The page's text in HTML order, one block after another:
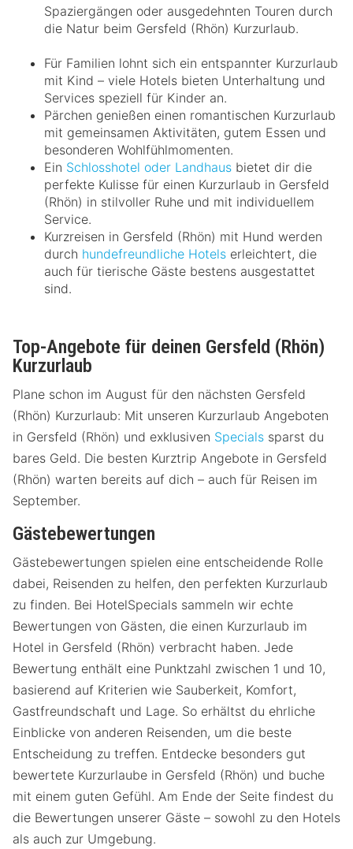
Spaziergängen oder ausgedehnten Touren durch
die Natur beim Gersfeld (Rhön) Kurzurlaub.
Für Familien lohnt sich ein entspannter Kurzurlaub
mit Kind – viele Hotels bieten Unterhaltung und
Services speziell für Kinder an.
Pärchen genießen einen romantischen Kurzurlaub
mit gemeinsamen Aktivitäten, gutem Essen und
besonderen Wohlfühlmomenten.
Ein Schlosshotel oder Landhaus bietet dir die
perfekte Kulisse für einen Kurzurlaub in Gersfeld
(Rhön) in stilvoller Ruhe und mit individuellem
Service.
Kurzreisen in Gersfeld (Rhön) mit Hund werden
durch hundefreundliche Hotels erleichtert, die
auch für tierische Gäste bestens ausgestattet
sind.
Top-Angebote für deinen Gersfeld (Rhön)
Kurzurlaub
Plane schon im August für den nächsten Gersfeld
(Rhön) Kurzurlaub: Mit unseren Kurzurlaub Angeboten
in Gersfeld (Rhön) und exklusiven Specials sparst du
bares Geld. Die besten Kurztrip Angebote in Gersfeld
(Rhön) warten bereits auf dich – auch für Reisen im
September.
Gästebewertungen
Gästebewertungen spielen eine entscheidende Rolle
dabei, Reisenden zu helfen, den perfekten Kurzurlaub
zu finden. Bei HotelSpecials sammeln wir echte
Bewertungen von Gästen, die einen Kurzurlaub im
Hotel in Gersfeld (Rhön) verbracht haben. Jede
Bewertung enthält eine Punktzahl zwischen 1 und 10,
basierend auf Kriterien wie Sauberkeit, Komfort,
Gastfreundschaft und Lage. So erhältst du ehrliche
Einblicke von anderen Reisenden, um die beste
Entscheidung zu treffen. Entdecke besonders gut
bewertete Kurzurlaube in Gersfeld (Rhön) und buche
mit einem guten Gefühl. Am Ende der Seite findest du
die Bewertungen unserer Gäste – sowohl zu den Hotels
als auch zur Umgebung.